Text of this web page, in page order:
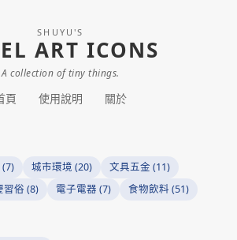
SHUYU'S
ART ICONS
A collection of tiny things.
頁 使用說明 關於
城市環境 (20)
文具五金 (11)
習俗 (8) 電子電器 (7) 食物飲料 (51)